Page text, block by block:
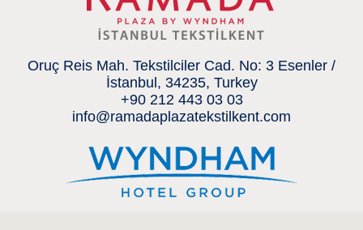
Oruç Reis Mah. Tekstilciler Cad. No: 3 Esenler /
İstanbul, 34235, Turkey
+90 212 443 03 03
info@ramadaplazatekstilkent.com